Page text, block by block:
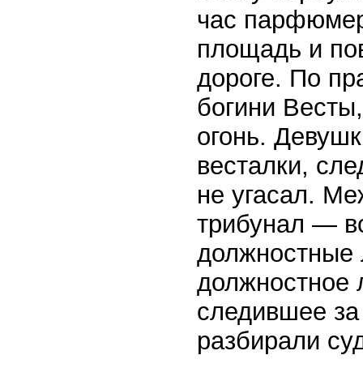
час
площадь и
дороге. По
богини
огонь.
весталки,
не угасал.
трибунал —
должностное
следившее
разбирали